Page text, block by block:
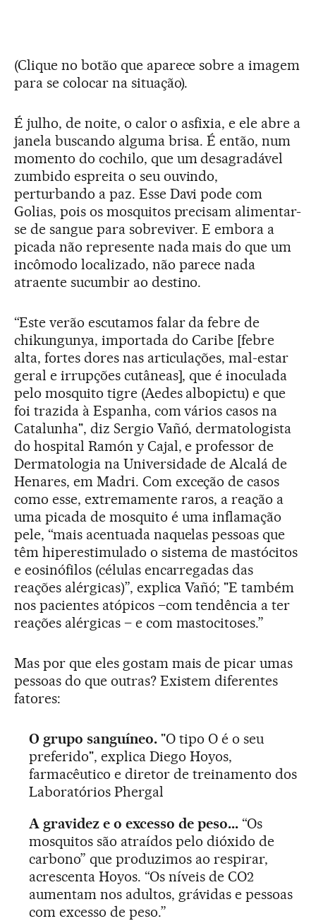
(Clique no botão que aparece sobre a imagem
para se colocar na situação).
É julho, de noite, o calor o asfixia, e ele abre a
janela buscando alguma brisa. É então, num
momento do cochilo, que um desagradável
zumbido espreita o seu ouvindo,
perturbando a paz. Esse Davi pode com
Golias, pois os mosquitos precisam alimentar-
se de sangue para sobreviver. E embora a
picada não represente nada mais do que um
incômodo localizado, não parece nada
atraente sucumbir ao destino.
“Este verão escutamos falar da febre de
chikungunya, importada do Caribe [febre
alta, fortes dores nas articulações, mal-estar
geral e irrupções cutâneas], que é inoculada
pelo mosquito tigre (Aedes albopictu) e que
foi trazida à Espanha, com vários casos na
Catalunha", diz Sergio Vañó, dermatologista
do hospital Ramón y Cajal, e professor de
Dermatologia na Universidade de Alcalá de
Henares, em Madri. Com exceção de casos
como esse, extremamente raros, a reação a
uma picada de mosquito é uma inflamação
pele, “mais acentuada naquelas pessoas que
têm hiperestimulado o sistema de mastócitos
e eosinófilos (células encarregadas das
reações alérgicas)”, explica Vañó; "E também
nos pacientes atópicos –com tendência a ter
reações alérgicas – e com mastocitoses.”
Mas por que eles gostam mais de picar umas
pessoas do que outras? Existem diferentes
fatores:
O grupo sanguíneo. "O tipo O é o seu
preferido", explica Diego Hoyos,
farmacêutico e diretor de treinamento dos
Laboratórios Phergal
A gravidez e o excesso de peso... “Os
mosquitos são atraídos pelo dióxido de
carbono” que produzimos ao respirar,
acrescenta Hoyos. “Os níveis de CO2
aumentam nos adultos, grávidas e pessoas
com excesso de peso.”